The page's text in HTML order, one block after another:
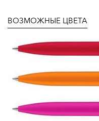
ВОЗМОЖНЫЕ ЦВЕТА